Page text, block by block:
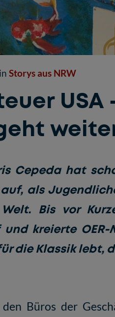
in Storys aus NRW
Cepeda hat
auf, als
Bis vor
und kreierte
die Klassik lebt,
Büros der